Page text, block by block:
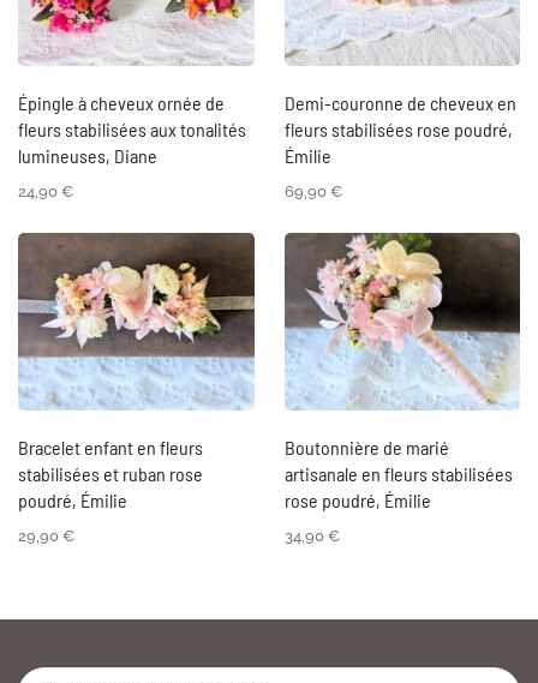
Épingle à cheveux ornée de
fleurs stabilisées aux tonalités
lumineuses, Diane
24,90 €
Demi-couronne de cheveux en
fleurs stabilisées rose poudré,
Émilie
69,90 €
Bracelet enfant en fleurs
stabilisées et ruban rose
poudré, Émilie
29,90 €
Boutonnière de marié
artisanale en fleurs stabilisées
rose poudré, Émilie
34,90 €